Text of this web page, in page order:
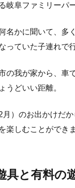
岐阜ファミリーパ
名かに聞いて、多
っていた子連れで
の我が家から、車
うどいい距離。
月）のお出かけだ
楽しむことができ
具と有料の